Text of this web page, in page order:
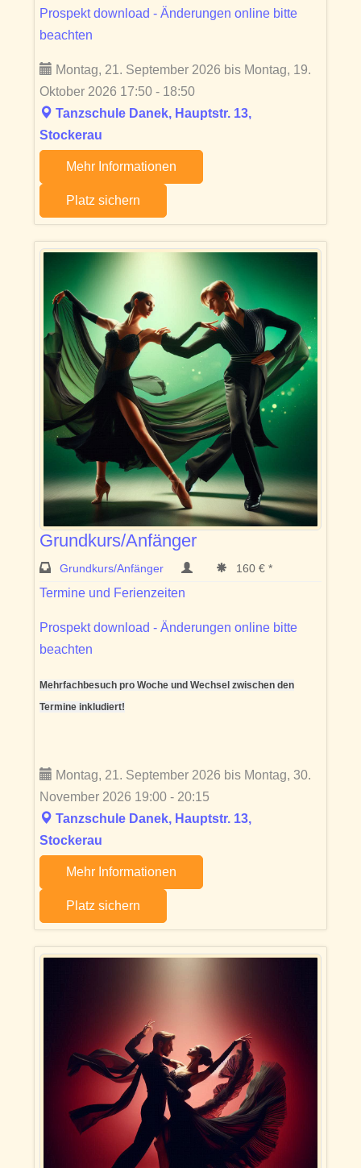
Prospekt download - Änderungen online bitte
beachten
Montag, 21. September 2026 bis Montag, 19.
Oktober 2026 17:50 - 18:50
Tanzschule Danek, Hauptstr. 13,
Stockerau
Mehr Informationen
Platz sichern
Grundkurs/Anfänger
Grundkurs/Anfänger 160 € *
Termine und Ferienzeiten
Prospekt download - Änderungen online bitte
beachten
Mehrfachbesuch pro Woche und Wechsel zwischen den
Termine inkludiert!
Montag, 21. September 2026 bis Montag, 30.
November 2026 19:00 - 20:15
Tanzschule Danek, Hauptstr. 13,
Stockerau
Mehr Informationen
Platz sichern